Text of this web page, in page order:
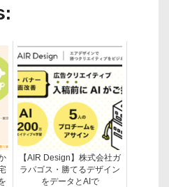
【AIR Design】株式会社ガ
ラパゴス・勝てるデザイン
をデータとAIで